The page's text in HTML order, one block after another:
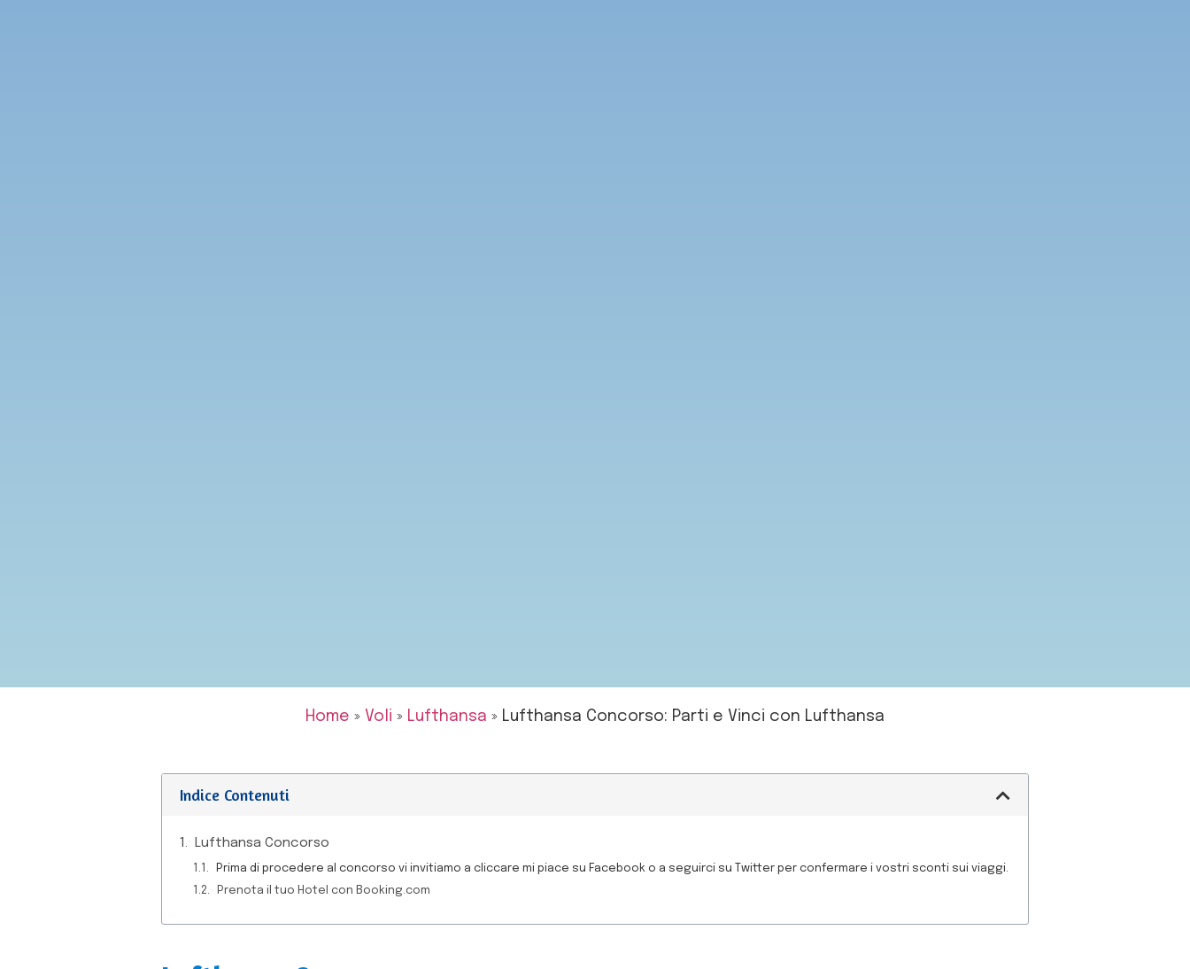
Home » Voli » Lufthansa » Lufthansa Concorso: Parti e Vinci con Lufthansa
Indice Contenuti
Lufthansa Concorso
Prima di procedere al concorso vi invitiamo a cliccare mi piace su Facebook o a seguirci su Twitter per confermare i vostri sconti sui viaggi.
Prenota il tuo Hotel con Booking.com